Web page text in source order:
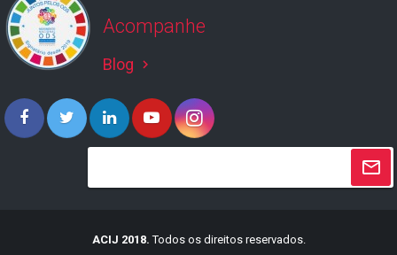
Acompanhe
Blog keyboard_arrow_right
ACIJ 2018. Todos os direitos reservados.